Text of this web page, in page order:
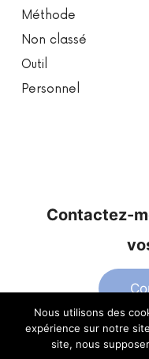
Méthode
Non classé
Outil
Personnel
Contactez-
Nous utilisons des
expérience sur notre
site, nous